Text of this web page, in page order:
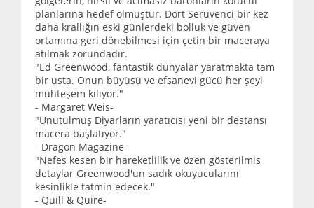
planlarına hedef olmuştur. Dört Serüvenci bir kez
daha krallığın eski günlerdeki bolluk ve güven
ortamına geri dönebilmesi için çetin bir maceraya
atılmak zorundadır.
"Ed Greenwood, fantastik dünyalar yaratmakta tam
bir usta. Onun büyüsü ve efsanevi gücü her şeyi
muhteşem kılıyor."
- Margaret Weis-
"Unutulmuş Diyarların yaratıcısı yeni bir destansı
macera başlatıyor."
- Dragon Magazine-
"Nefes kesen bir hareketlilik ve özen gösterilmis
detaylar Greenwood'un sadık okuyucularını
kesinlikle tatmin edecek."
- Quill & Quire-